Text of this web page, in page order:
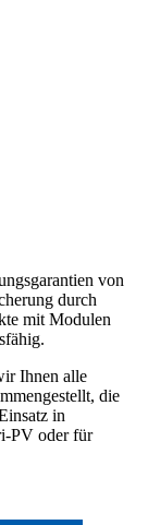
von
durch
mit Modulen
Ihnen alle
die
in
PV oder für